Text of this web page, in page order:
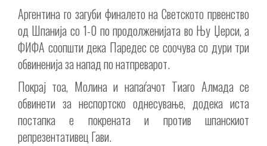
Аргентина го загуби финалето на Светското првенство
од Шпанија со 1-0 по продолженијата во Њу Џерси, а
ФИФА соопшти дека Паредес се соочува со дури три
обвиненија за напад по натпреварот.
Покрај тоа, Молина и напаѓачот Тиаго Алмада се
обвинети за неспортско однесување, додека иста
постапка е покрената и против шпанскиот
репрезентативец Гави.